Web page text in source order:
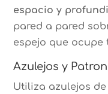
espacio y
pared a pared
espejo que ocupe
Azulejos y
Utiliza azulejos